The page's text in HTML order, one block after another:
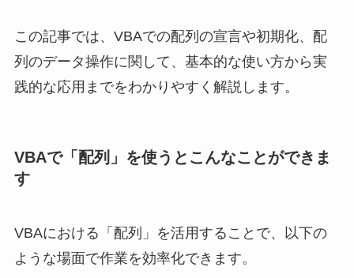
この記事では、VBAでの配列の宣言や初期化、配
列のデータ操作に関して、基本的な使い方から実
践的な応用までをわかりやすく解説します。
VBAで「配列」を使うとこんなことができま
す
VBAにおける「配列」を活用することで、以下の
ような場面で作業を効率化できます。